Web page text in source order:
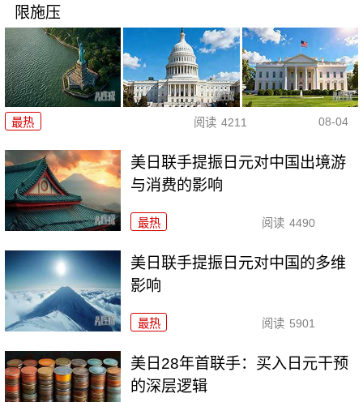
限施压
最热 阅读 4211 08-04
美日联手提振日元对中国出境游
与消费的影响
最热 阅读 4490
美日联手提振日元对中国的多维
影响
最热 阅读 5901
美日28年首联手：买入日元干预
的深层逻辑